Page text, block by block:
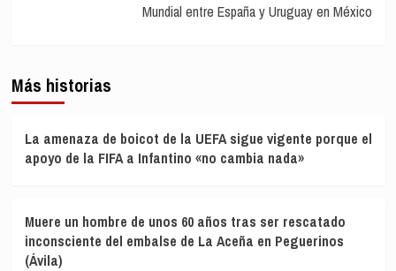
Mundial entre España y Uruguay en México
Más historias
La amenaza de boicot de la UEFA sigue vigente porque el
apoyo de la FIFA a Infantino «no cambia nada»
Muere un hombre de unos 60 años tras ser rescatado
inconsciente del embalse de La Aceña en Peguerinos
(Ávila)